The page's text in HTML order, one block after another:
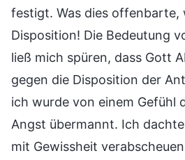
festigt. Was dies offenbarte,
Disposition! Die Bedeutung
ließ mich spüren, dass Gott
gegen die Disposition der
ich wurde von einem Gefühl
Angst übermannt. Ich
mit Gewissheit